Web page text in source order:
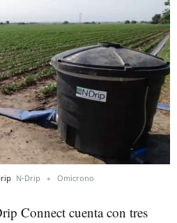
N-Drip Omicrono
Connect cuenta con tres